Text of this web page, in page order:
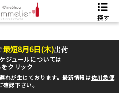
探す
最短8月6日(木)出荷
ジュールについては
をクリック
れが生じております。最新情報は佐川急便
確認下さい。